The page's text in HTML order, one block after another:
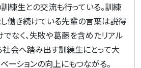
練生との交流も行っている。訓練
し働き続けている先輩の言葉は説得
なく、失敗や葛藤を含めたリアル
社会へ踏み出す訓練生にとって大
ーションの向上にもつながる。